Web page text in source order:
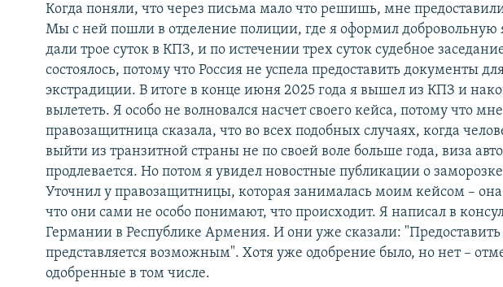
Когда поняли, что через письма мало что решишь, мне
Мы с ней пошли в отделение полиции, где я оформил добровольную
дали трое суток в КПЗ, и по истечении трех суток судебное
состоялось, потому что Россия не успела предоставить документы
экстрадиции. В итоге в конце июня 2025 года я вышел из КПЗ и
вылететь. Я особо не волновался насчет своего кейса, потому что мне
правозащитница сказала, что во всех подобных случаях, когда
выйти из транзитной страны не по своей воле больше года, виза
продлевается. Но потом я увидел новостные публикации о
Уточнил у правозащитницы, которая занималась моим кейсом –
что они сами не особо понимают, что происходит. Я написал в
Германии в Республике Армения. И они уже сказали: "Предоставить
представляется возможным". Хотя уже одобрение было, но нет –
одобренные в том числе.